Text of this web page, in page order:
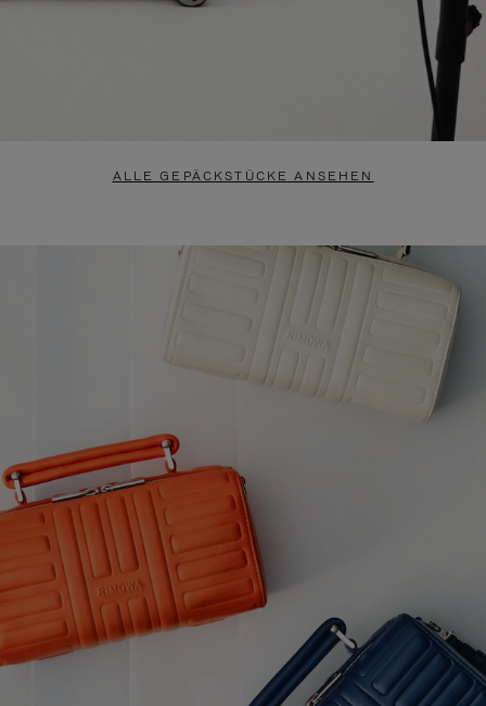
ALLE GEPÄCKSTÜCKE ANSEHEN